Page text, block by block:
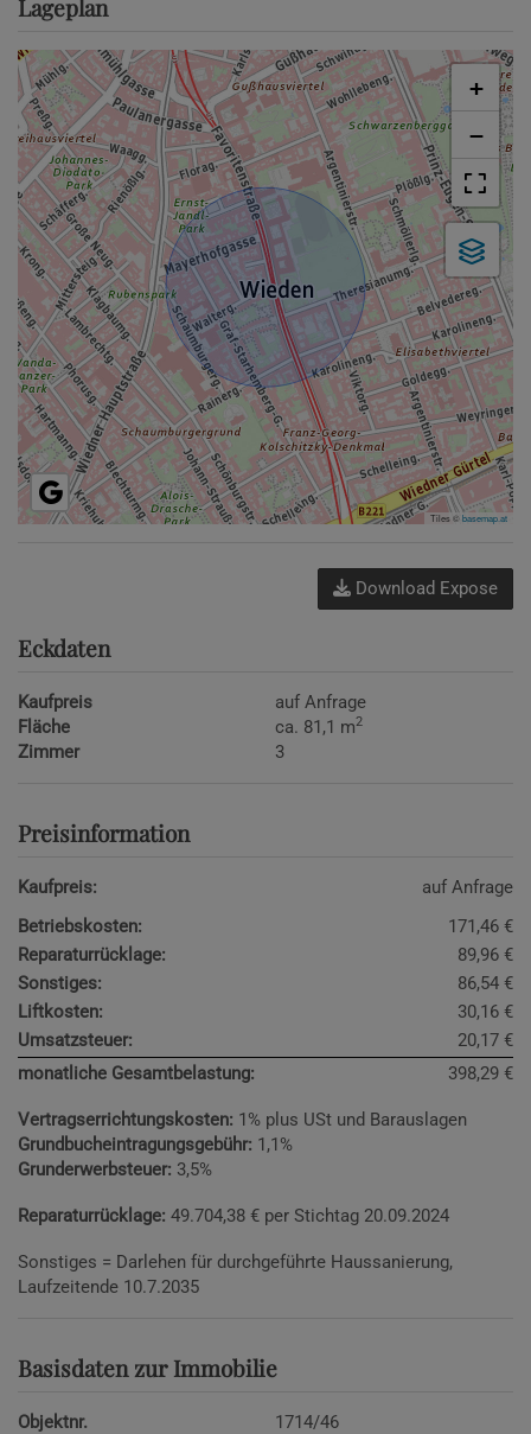
Lageplan
+
−
Tiles ©basemap.at
Download Expose
Eckdaten
Kaufpreis
auf Anfrage
Fläche
ca. 81,1 m2
Zimmer 3
Preisinformation
Kaufpreis:
auf Anfrage
Betriebskosten:
171,46 €
Reparaturrücklage:
89,96 €
Sonstiges:
86,54 €
Liftkosten:
30,16 €
Umsatzsteuer:
20,17 €
monatliche Gesamtbelastung:
398,29 €
Vertragserrichtungskosten: 1% plus USt und Barauslagen
Grundbucheintragungsgebühr: 1,1%
Grunderwerbsteuer: 3,5%
Reparaturrücklage: 49.704,38 € per Stichtag 20.09.2024
Sonstiges = Darlehen für durchgeführte Haussanierung,
Laufzeitende 10.7.2035
Basisdaten zur Immobilie
Objektnr.
1714/46